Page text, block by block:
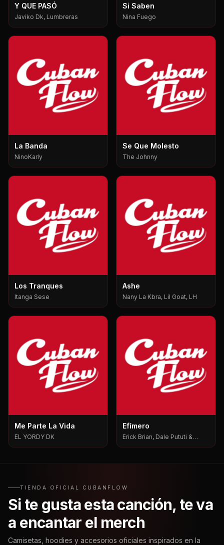
Y QUE PASÓ
Javiko Dk, Lumbreras
Si Saben
Nina Fuego
La Banda
NinoKarly
Se Que Molesto
The Johnny
Los Tranques
Itanga Sese
Ashe
Nany La Kbra, Lil Goat, LH
Me Parte La Vida
EL YORDY DK
Efímero
Erick Brian, Dale Pututi &
TIENDA OFICIAL CUBANFLOW
Si te gusta esta canción, te va
a encantar el merch
Camisetas, hoodies y accesorios oficiales inspirados en la